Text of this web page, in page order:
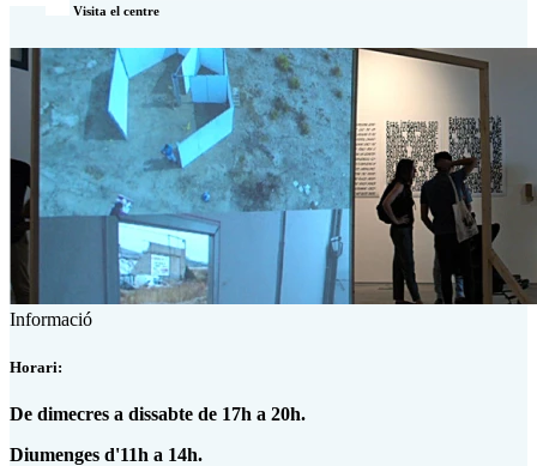
Visita el centre
Informació
Horari:
De dimecres a dissabte de 17h a 20h.
Diumenges d'11h a 14h.